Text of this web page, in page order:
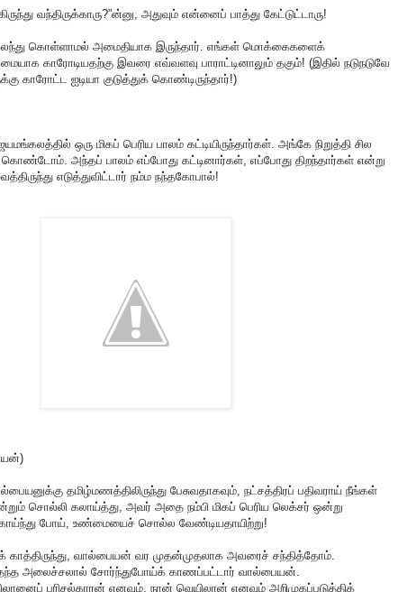
வந்திருக்காரு?”ன்னு, அதுவும் என்னைப் பாத்து கேட்டுட்டாரு!
கலந்து கொள்ளாமல் அமைதியாக இருந்தார். எங்கள் மொக்கைகளைக்
காரோடியதற்கு இவரை எவ்வளவு பாராட்டினாலும் தகும்! (இதில் நடுநடுவே
காரோட்ட ஐடியா குடுத்துக் கொண்டிருந்தார்!)
ஒரு மிகப் பெரிய பாலம் கட்டியிருந்தார்கள். அங்கே நிறுத்தி சில
கொண்டோம். அந்தப் பாலம் எப்போது கட்டினார்கள், எப்போது திறந்தார்கள் என்று
எடுத்துவிட்டார் நம்ம நந்தகோபால்!
தமிழ்மணத்திலிருந்து பேசுவதாகவும், நட்சத்திரப் பதிவராய் நீங்கள்
சொல்லி கலாய்த்து, அவர் அதை நம்பி மிகப் பெரிய லெக்சர் ஒன்று
போய், உண்மையைச் சொல்ல வேண்டியதாயிற்று!
காத்திருந்து, வால்பையன் வர முதன்முதலாக அவரைச் சந்தித்தோம்.
தந்த அலைச்சலால் சோர்ந்துபோய்க் காணப்பட்டார் வால்பையன்.
பரிசல்காரன் எனவும், நான் வெயிலான் எனவும் அறிமுகப்படுத்திக்